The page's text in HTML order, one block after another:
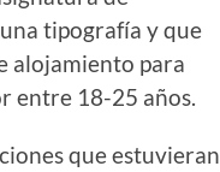
tipografía y que
alojamiento para
entre 18-25 años.
que estuvieran